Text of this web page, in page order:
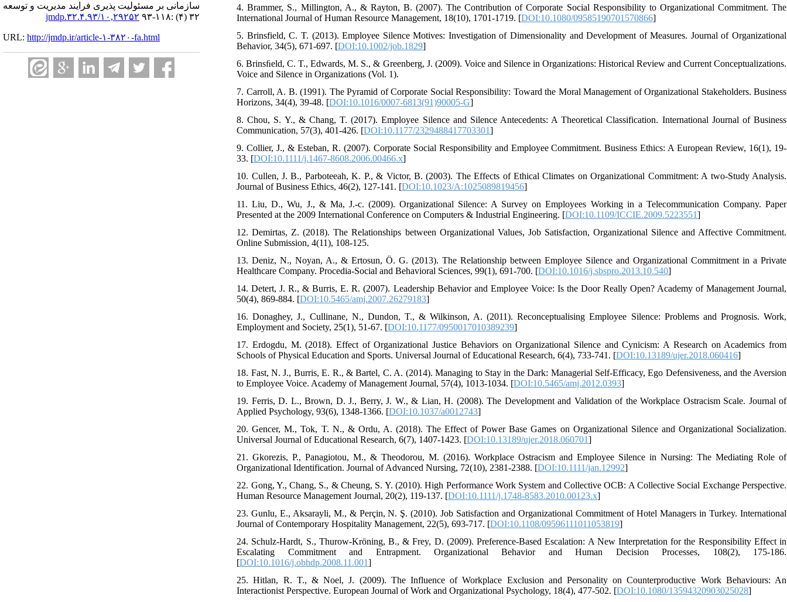
سازمانی بر مسئولیت پذیری فرایند مدیریت و توسعه
۳۲ (۴) :۱۱۸-۹۳
۱۰,۲۹۲۵۲/jmdp.۳۲.۴.۹۳
URL: http://jmdp.ir/article-۱-۳۸۲۰-fa.html
4. Brammer, S., Millington, A., & Rayton, B. (2007). The Contribution of Corporate Social Responsibility to Organizational Commitment. The
International Journal of Human Resource Management, 18(10), 1701-1719. [DOI:10.1080/09585190701570866]
5. Brinsfield, C. T. (2013). Employee Silence Motives: Investigation of Dimensionality and Development of Measures. Journal of Organizational
Behavior, 34(5), 671-697. [DOI:10.1002/job.1829]
6. Brinsﬁeld, C. T., Edwards, M. S., & Greenberg, J. (2009). Voice and Silence in Organizations: Historical Review and Current Conceptualizations.
Voice and Silence in Organizations (Vol. 1).
7. Carroll, A. B. (1991). The Pyramid of Corporate Social Responsibility: Toward the Moral Management of Organizational Stakeholders. Business
Horizons, 34(4), 39-48. [DOI:10.1016/0007-6813(91)90005-G]
8. Chou, S. Y., & Chang, T. (2017). Employee Silence and Silence Antecedents: A Theoretical Classification. International Journal of Business
Communication, 57(3), 401-426. [DOI:10.1177/2329488417703301]
9. Collier, J., & Esteban, R. (2007). Corporate Social Responsibility and Employee Commitment. Business Ethics: A European Review, 16(1), 19-
33. [DOI:10.1111/j.1467-8608.2006.00466.x]
10. Cullen, J. B., Parboteeah, K. P., & Victor, B. (2003). The Effects of Ethical Climates on Organizational Commitment: A two-Study Analysis.
Journal of Business Ethics, 46(2), 127-141. [DOI:10.1023/A:1025089819456]
11. Liu, D., Wu, J., & Ma, J.-c. (2009). Organizational Silence: A Survey on Employees Working in a Telecommunication Company. Paper
Presented at the 2009 International Conference on Computers & Industrial Engineering. [DOI:10.1109/ICCIE.2009.5223551]
12. Demirtas, Z. (2018). The Relationships between Organizational Values, Job Satisfaction, Organizational Silence and Affective Commitment.
Online Submission, 4(11), 108-125.
13. Deniz, N., Noyan, A., & Ertosun, Ö. G. (2013). The Relationship between Employee Silence and Organizational Commitment in a Private
Healthcare Company. Procedia-Social and Behavioral Sciences, 99(1), 691-700. [DOI:10.1016/j.sbspro.2013.10.540]
14. Detert, J. R., & Burris, E. R. (2007). Leadership Behavior and Employee Voice: Is the Door Really Open? Academy of Management Journal,
50(4), 869-884. [DOI:10.5465/amj.2007.26279183]
16. Donaghey, J., Cullinane, N., Dundon, T., & Wilkinson, A. (2011). Reconceptualising Employee Silence: Problems and Prognosis. Work,
Employment and Society, 25(1), 51-67. [DOI:10.1177/0950017010389239]
17. Erdogdu, M. (2018). Effect of Organizational Justice Behaviors on Organizational Silence and Cynicism: A Research on Academics from
Schools of Physical Education and Sports. Universal Journal of Educational Research, 6(4), 733-741. [DOI:10.13189/ujer.2018.060416]
18. Fast, N. J., Burris, E. R., & Bartel, C. A. (2014). Managing to Stay in the Dark: Managerial Self-Efficacy, Ego Defensiveness, and the Aversion
to Employee Voice. Academy of Management Journal, 57(4), 1013-1034. [DOI:10.5465/amj.2012.0393]
19. Ferris, D. L., Brown, D. J., Berry, J. W., & Lian, H. (2008). The Development and Validation of the Workplace Ostracism Scale. Journal of
Applied Psychology, 93(6), 1348-1366. [DOI:10.1037/a0012743]
20. Gencer, M., Tok, T. N., & Ordu, A. (2018). The Effect of Power Base Games on Organizational Silence and Organizational Socialization.
Universal Journal of Educational Research, 6(7), 1407-1423. [DOI:10.13189/ujer.2018.060701]
21. Gkorezis, P., Panagiotou, M., & Theodorou, M. (2016). Workplace Ostracism and Employee Silence in Nursing: The Mediating Role of
Organizational Identification. Journal of Advanced Nursing, 72(10), 2381-2388. [DOI:10.1111/jan.12992]
22. Gong, Y., Chang, S., & Cheung, S. Y. (2010). High Performance Work System and Collective OCB: A Collective Social Exchange Perspective.
Human Resource Management Journal, 20(2), 119-137. [DOI:10.1111/j.1748-8583.2010.00123.x]
23. Gunlu, E., Aksarayli, M., & Perçin, N. Ş. (2010). Job Satisfaction and Organizational Commitment of Hotel Managers in Turkey. International
Journal of Contemporary Hospitality Management, 22(5), 693-717. [DOI:10.1108/09596111011053819]
24. Schulz-Hardt, S., Thurow-Kröning, B., & Frey, D. (2009). Preference-Based Escalation: A New Interpretation for the Responsibility Effect in
Escalating Commitment and Entrapment. Organizational Behavior and Human Decision Processes, 108(2), 175-186.
[DOI:10.1016/j.obhdp.2008.11.001]
25. Hitlan, R. T., & Noel, J. (2009). The Influence of Workplace Exclusion and Personality on Counterproductive Work Behaviours: An
Interactionist Perspective. European Journal of Work and Organizational Psychology, 18(4), 477-502. [DOI:10.1080/13594320903025028]